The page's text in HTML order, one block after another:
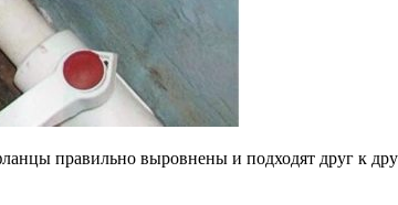
правильно выровнены и подходят друг к